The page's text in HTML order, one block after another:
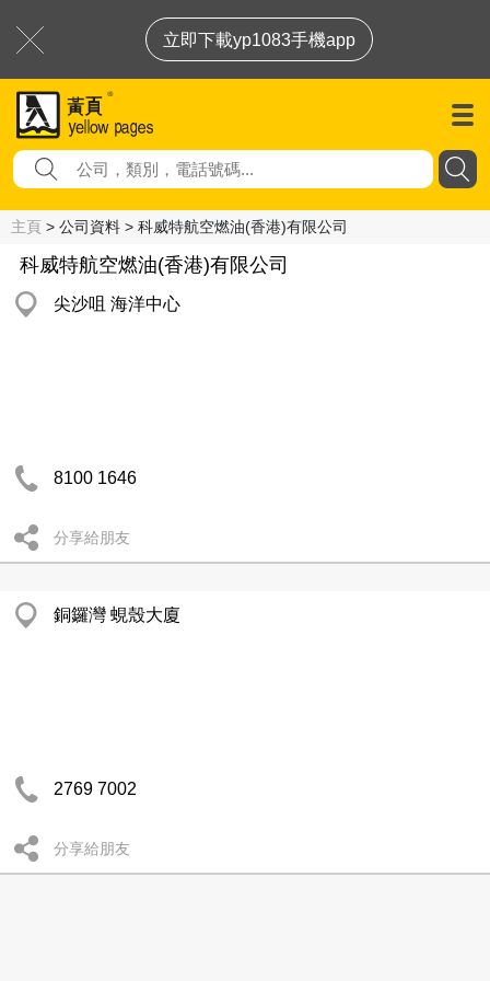
立即下載yp1083手機app
主頁 > 公司資料 > 科威特航空燃油(香港)有限公司
科威特航空燃油(香港)有限公司
尖沙咀 海洋中心
8100 1646
分享給朋友
銅鑼灣 蜆殼大廈
2769 7002
分享給朋友